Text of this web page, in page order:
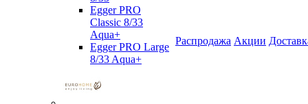
Egger PRO
Classic 8/33
Aqua+
Egger PRO Large
8/33 Aqua+
Распродажа Акции